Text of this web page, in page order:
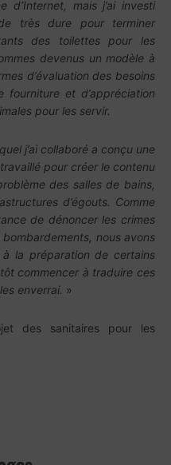
d’Internet, mais j’ai investi
très dure pour terminer
des toilettes pour les
devenus un modèle à
d’évaluation des besoins
et d’appréciation
pour les servir.
j’ai collaboré a conçu une
pour créer le contenu
des salles de bains,
d’égouts. Comme
de dénoncer les crimes
nous avons
la préparation de certains
commencer à traduire ces
enverrai. »
des sanitaires pour les